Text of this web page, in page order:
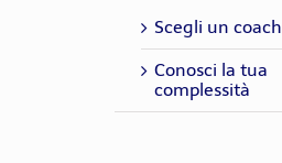
Scegli un coach
Conosci la tua
complessità